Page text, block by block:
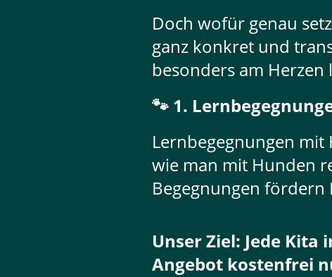
Doch wofür genau
ganz konkret und
besonders am Herzen
🐾 1.
Lernbegegnungen
wie man mit Hunden
Begegnungen fördern
Unser Ziel: Jede
Angebot kostenfrei